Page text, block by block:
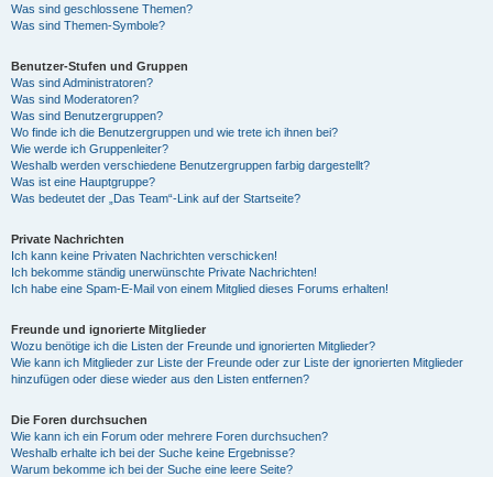
Was sind geschlossene Themen?
Was sind Themen-Symbole?
Benutzer-Stufen und Gruppen
Was sind Administratoren?
Was sind Moderatoren?
Was sind Benutzergruppen?
Wo finde ich die Benutzergruppen und wie trete ich ihnen bei?
Wie werde ich Gruppenleiter?
Weshalb werden verschiedene Benutzergruppen farbig dargestellt?
Was ist eine Hauptgruppe?
Was bedeutet der „Das Team“-Link auf der Startseite?
Private Nachrichten
Ich kann keine Privaten Nachrichten verschicken!
Ich bekomme ständig unerwünschte Private Nachrichten!
Ich habe eine Spam-E-Mail von einem Mitglied dieses Forums erhalten!
Freunde und ignorierte Mitglieder
Wozu benötige ich die Listen der Freunde und ignorierten Mitglieder?
Wie kann ich Mitglieder zur Liste der Freunde oder zur Liste der ignorierten Mitglieder
hinzufügen oder diese wieder aus den Listen entfernen?
Die Foren durchsuchen
Wie kann ich ein Forum oder mehrere Foren durchsuchen?
Weshalb erhalte ich bei der Suche keine Ergebnisse?
Warum bekomme ich bei der Suche eine leere Seite?